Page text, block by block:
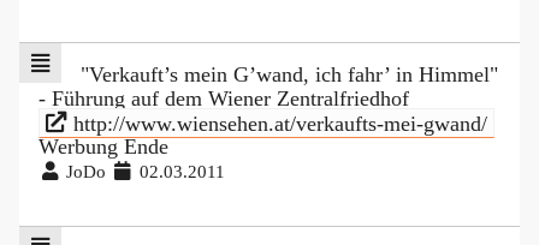
"Verkauft’s mein G’wand, ich fahr’ in Himmel"
- Führung auf dem Wiener Zentralfriedhof
http://www.wiensehen.at/verkaufts-mei-gwand/
Werbung Ende
JoDo 02.03.2011